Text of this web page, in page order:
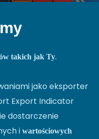
takich jak Ty.
jako eksporter
Export Indicator
dostarczenie
i wartościowych